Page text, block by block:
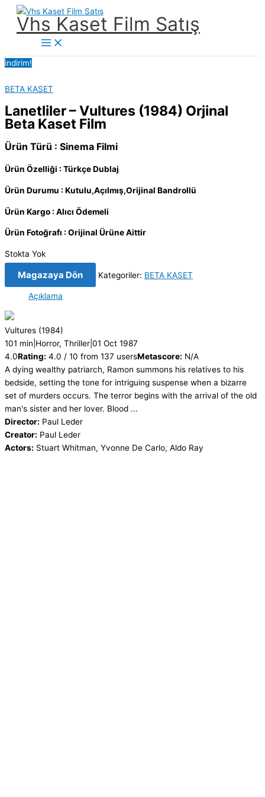
İçeriğe
Vhs Kaset Film Satış
Main
Menu
indirim!
BETA KASET
Lanetliler – Vultures (1984) Orjinal
Beta Kaset Film
Ürün Türü : Sinema Filmi
Ürün Özelliği : Türkçe Dublaj
Ürün Durumu : Kutulu,Açılmış,Orijinal Bandrollü
Ürün Kargo : Alıcı Ödemeli
Ürün Fotoğrafı : Orijinal Ürüne Aittir
Stokta Yok
Magazaya Dön Kategoriler: BETA KASET
Açıklama
Vultures (1984)
101 min Horror, Thriller 01 Oct 1987
4.0Rating: 4.0 / 10 from 137 usersMetascore: N/A
A dying wealthy patriarch, Ramon summons his relatives to his
bedside, setting the tone for intriguing suspense when a bizarre
set of murders occurs. The terror begins with the arrival of the old
man's sister and her lover. Blood ...
Director: Paul Leder
Creator: Paul Leder
Actors: Stuart Whitman, Yvonne De Carlo, Aldo Ray